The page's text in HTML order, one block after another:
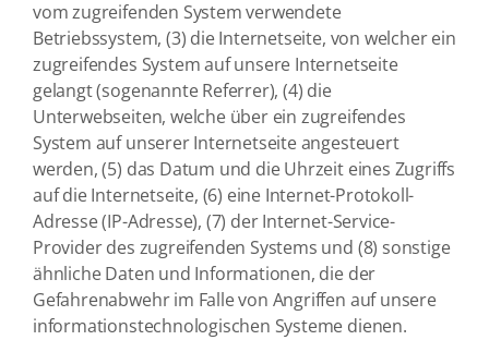
vom zugreifenden System verwendete
Betriebssystem, (3) die Internetseite, von welcher ein
zugreifendes System auf unsere Internetseite
gelangt (sogenannte Referrer), (4) die
Unterwebseiten, welche über ein zugreifendes
System auf unserer Internetseite angesteuert
werden, (5) das Datum und die Uhrzeit eines Zugriffs
auf die Internetseite, (6) eine Internet-Protokoll-
Adresse (IP-Adresse), (7) der Internet-Service-
Provider des zugreifenden Systems und (8) sonstige
ähnliche Daten und Informationen, die der
Gefahrenabwehr im Falle von Angriffen auf unsere
informationstechnologischen Systeme dienen.